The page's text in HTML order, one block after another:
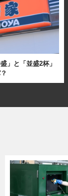
」と「並盛2杯」